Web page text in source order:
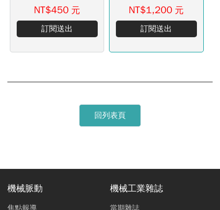
NT$450 元
訂閱送出
NT$1,200 元
訂閱送出
回列表頁
機械脈動
焦點報導
機械工業雜誌
當期雜誌